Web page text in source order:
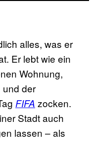
alles, was er
Er lebt wie ein
Wohnung,
und der
FIFA zocken.
Stadt auch
lassen – als